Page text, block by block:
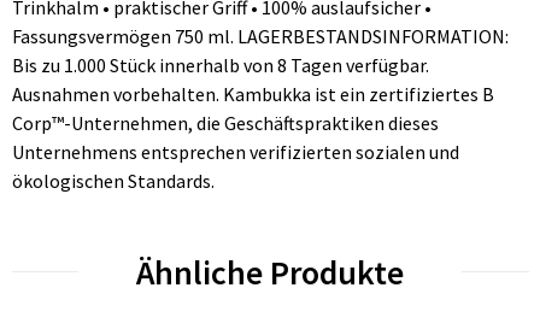
Trinkhalm • praktischer Griff • 100% auslaufsicher •
Fassungsvermögen 750 ml. LAGERBESTANDSINFORMATION:
Bis zu 1.000 Stück innerhalb von 8 Tagen verfügbar.
Ausnahmen vorbehalten. Kambukka ist ein zertifiziertes B
Corp™-Unternehmen, die Geschäftspraktiken dieses
Unternehmens entsprechen verifizierten sozialen und
ökologischen Standards.
Ähnliche Produkte